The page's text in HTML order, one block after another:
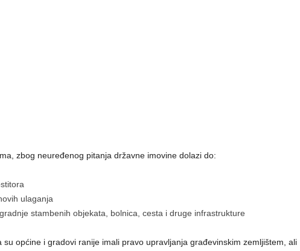
zbog neuređenog pitanja državne imovine dolazi do:
ulaganja
stambenih objekata, bolnica, cesta i druge infrastrukture
su općine i gradovi ranije imali pravo upravljanja građevinskim zemljištem, ali